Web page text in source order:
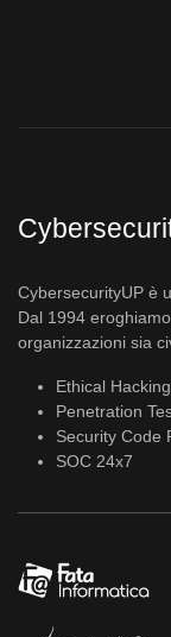
CybersecurityUP è
Dal 1994
organizzazioni sia
Ethical Hacking
Penetration
Security Code
SOC 24x7